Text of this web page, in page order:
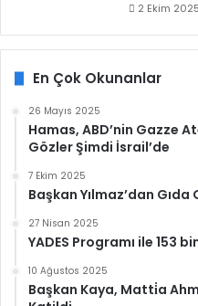
2 Ekim 2025
En Çok Okunanlar
26 Mayıs 2025
Hamas, ABD’nin Gazze
Gözler Şimdi İsrail’de
7 Ekim 2025
Başkan Yılmaz’dan
27 Nisan 2025
YADES Programı ile 153
10 Ağustos 2025
Başkan Kaya, Matti̇a